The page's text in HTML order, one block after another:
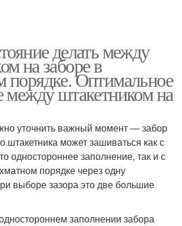
делать между
на заборе в
порядке. Оптимальное
между штакетником на
уточнить важный момент — забор
штакетника может зашиваться как с
одностороннее заполнение, так и с
порядке через одну
выборе зазора это две большие
заполнении забора